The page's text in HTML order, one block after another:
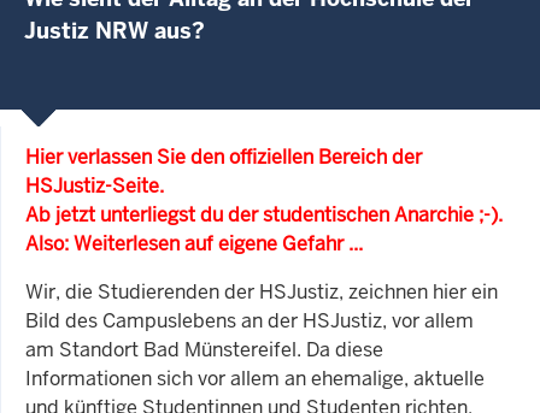
Justiz NRW aus?
Hier verlassen Sie den offiziellen Bereich der
HSJustiz-Seite.
Ab jetzt unterliegst du der studentischen Anarchie ;-).
Also: Weiterlesen auf eigene Gefahr ...
Wir, die Studierenden der HSJustiz, zeichnen hier ein
Bild des Campuslebens an der HSJustiz, vor allem
am Standort Bad Münstereifel. Da diese
Informationen sich vor allem an ehemalige, aktuelle
und künftige Studentinnen und Studenten richten,